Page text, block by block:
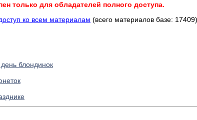
только для обладателей полного доступа.
ко всем материалам (всего материалов базе: 17409)
блондинок